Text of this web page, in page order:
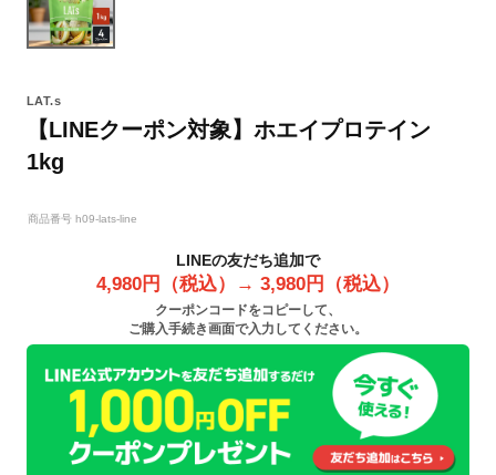
LAT.s
【LINEクーポン対象】ホエイプロテイン
1kg
商品番号 h09-lats-line
LINEの友だち追加で
4,980円（税込）→ 3,980円（税込）
クーポンコードをコピーして、
ご購入手続き画面で入力してください。